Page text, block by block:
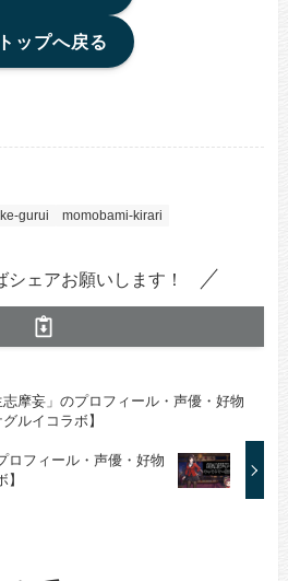
ップへ戻る
gurui momobami-kirari
シェアお願いします！
志摩妄」のプロフィール・声優・好物
ルイコラボ】
ロフィール・声優・好物